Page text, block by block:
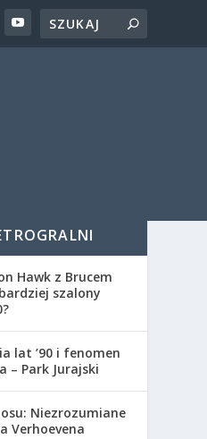
Hawk z Brucem
szalony
lat ’90 i fenomen
– Park Jurajski
Niezrozumiane
Verhoevena